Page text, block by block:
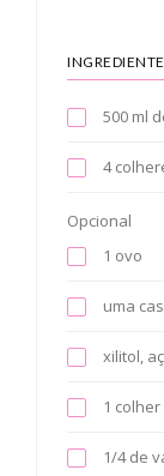
500 ml
4
Opcional
1 ovo
uma
xilitol,
1
1/4 de